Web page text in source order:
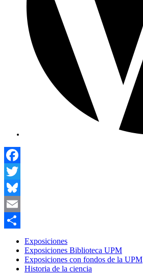
Facebook
Twitter
Bluesky
Email
Compartir
Exposiciones
Exposiciones Biblioteca UPM
Exposiciones con fondos de la UPM
Historia de la ciencia